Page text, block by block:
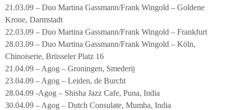
21.03.09 – Duo Martina Gassmann/Frank Wingold – Goldene
Krone, Darmstadt
22.03.09 – Duo Martina Gassmann/Frank Wingold – Frankfurt
28.03.09 – Duo Martina Gassmann/Frank Wingold – Köln,
Chinoiserie, Brüsseler Platz 16
21.04.09 – Agog – Groningen, Smederij
23.04.09 – Agog – Leiden, de Burcht
28.04.09 -Agog – Shisha Jazz Cafe, Puna, India
30.04.09 – Agog – Dutch Consulate, Mumba, India